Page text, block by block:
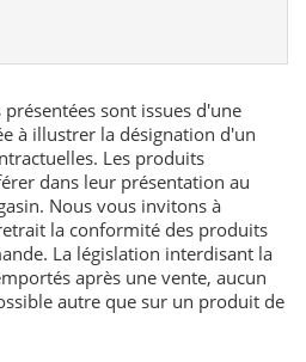
sont issues d'une
à illustrer la désignation d'un
Les produits
dans leur présentation au
Nous vous invitons à
la conformité des produits
La législation interdisant la
après une vente, aucun
autre que sur un produit de